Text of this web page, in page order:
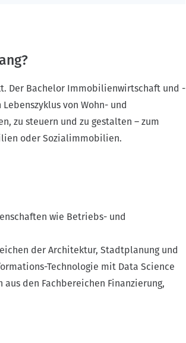
Der Bachelor Immobilienwirtschaft und -
von Wohn- und
zu steuern und zu gestalten – zum
oder Sozialimmobilien.
wie Betriebs- und
der Architektur, Stadtplanung und
Technologie mit Data Science
den Fachbereichen Finanzierung,